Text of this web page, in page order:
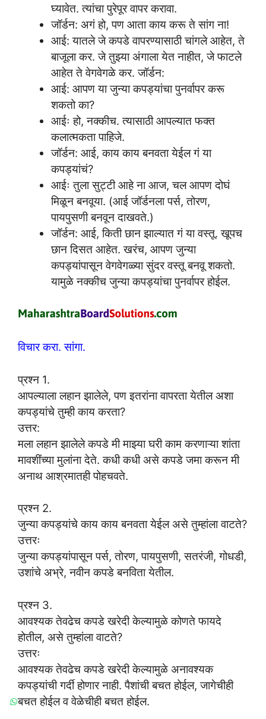
घ्यावेत. त्यांचा पुरेपूर वापर करावा.
जॉर्डन: अगं हो, पण आता काय करू ते सांग ना!
आई: यातले जे कपडे वापरण्यासाठी चांगले आहेत, ते
बाजूला कर. जे तुझ्या अंगाला येत नाहीत, जे फाटले
आहेत ते वेगवेगळे कर. जॉर्डन:
आई: आपण या जुन्या कपड्यांचा पुनर्वापर करू
शकतो का?
आईः हो, नक्कीच. त्यासाठी आपल्यात फक्त
कलात्मकता पाहिजे.
जॉर्डन: आई, काय काय बनवता येईल गं या
कपड्यांचं?
आईः तुला सुट्टी आहे ना आज, चल आपण दोघं
मिळून बनवूया. (आई जॉर्डनला पर्स, तोरण,
पायपुसणी बनवून दाखवते.)
जॉर्डन: आई, किती छान झाल्यात गं या वस्तू. खूपच
छान दिसत आहेत. खरंच, आपण जुन्या
कपड्यांपासून वेगवेगळ्या सुंदर वस्तू बनवू शकतो.
यामुळे नक्कीच जुन्या कपड्यांचा पुनर्वापर होईल.
विचार करा. सांगा.
प्रश्न 1.
आपल्याला लहान झालेले, पण इतरांना वापरता येतील अशा
कपड्यांचे तुम्ही काय करता?
उत्तर:
मला लहान झालेले कपडे मी माझ्या घरी काम करणाऱ्या शांता
मावशींच्या मुलांना देते. कधी कधी असे कपडे जमा करून मी
अनाथ आश्रमातही पोहचवते.
प्रश्न 2.
जुन्या कपड्यांचे काय काय बनवता येईल असे तुम्हांला वाटते?
उत्तरः
जुन्या कपड्यांपासून पर्स, तोरण, पायपुसणी, सतरंजी, गोधडी,
उशांचे अभ्रे, नवीन कपडे बनविता येतील.
प्रश्न 3.
आवश्यक तेवढेच कपडे खरेदी केल्यामुळे कोणते फायदे
होतील, असे तुम्हांला वाटते?
उत्तरः
आवश्यक तेवढेच कपडे खरेदी केल्यामुळे अनावश्यक
कपड्यांची गर्दी होणार नाही. पैशांची बचत होईल, जागेचीही
बचत होईल व वेळेचीही बचत होईल.